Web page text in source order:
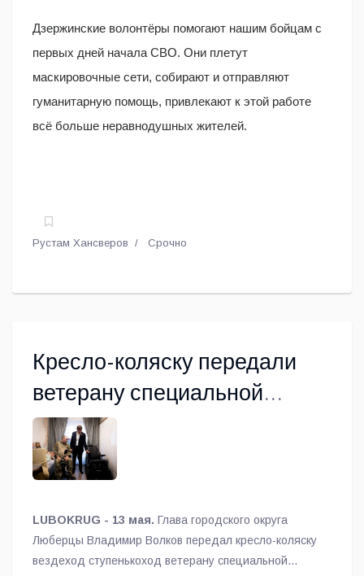
Дзержинские волонтёры помогают нашим бойцам с
первых дней начала СВО. Они плетут
маскировочные сети, собирают и отправляют
гуманитарную помощь, привлекают к этой работе
всё больше неравнодушных жителей.
Рустам Хансверов Срочно
Кресло-коляску передали
ветерану специальной
военной операции из
Люберец
LUBOKRUG - 13 мая. Глава городского округа
Люберцы Владимир Волков передал кресло-коляску
вездеход ступенькоход ветерану специальной